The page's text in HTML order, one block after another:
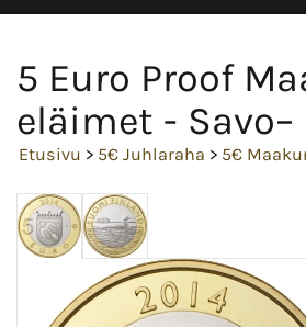
5 Euro Proof
eläimet -
Etusivu > 5€ Juhlaraha > 5€